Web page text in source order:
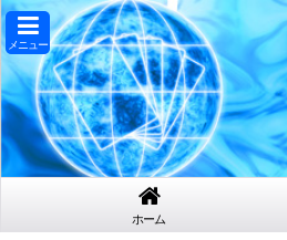
メニュー
ホーム